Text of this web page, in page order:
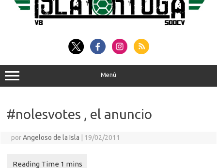
Menú
#nolesvotes , el anuncio
porAngeloso de la Isla 19/02/2011